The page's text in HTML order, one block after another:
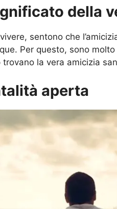
della
sentono che
Per questo, sono
la vera amicizia
aperta